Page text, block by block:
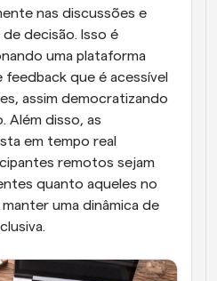
nas discussões e
decisão. Isso é
uma plataforma
que é acessível
assim democratizando
Além disso, as
em tempo real
remotos sejam
quanto aqueles no
uma dinâmica de